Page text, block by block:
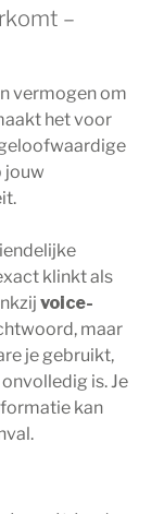
–
vermogen om
het voor
jouw
klinkt als
voice-
maar
je gebruikt,
is. Je
kan